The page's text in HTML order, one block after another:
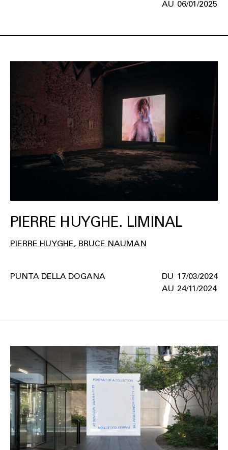
06/01/2025
PIERRE HUYGHE. LIMINAL
PIERRE HUYGHE BRUCE NAUMAN
17/03/2024
24/11/2024
PUNTA DELLA DOGANA